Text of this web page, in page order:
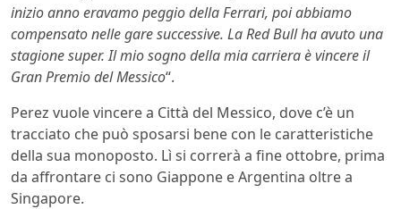
inizio anno eravamo peggio della Ferrari, poi abbiamo
compensato nelle gare successive. La Red Bull ha avuto una
stagione super. Il mio sogno della mia carriera è vincere il
Gran Premio del Messico“.
Perez vuole vincere a Città del Messico, dove c’è un
tracciato che può sposarsi bene con le caratteristiche
della sua monoposto. Lì si correrà a fine ottobre, prima
da affrontare ci sono Giappone e Argentina oltre a
Singapore.